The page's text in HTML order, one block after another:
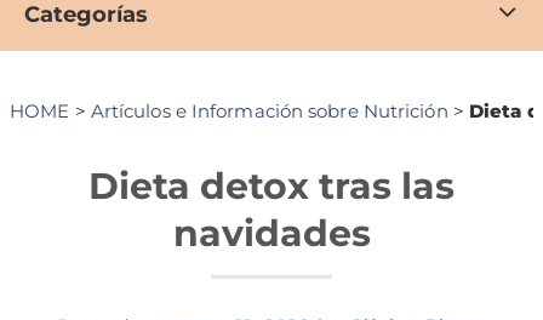
Categorías
HOME > Artículos e Información sobre Nutrición > Dieta
Dieta detox tras las
navidades